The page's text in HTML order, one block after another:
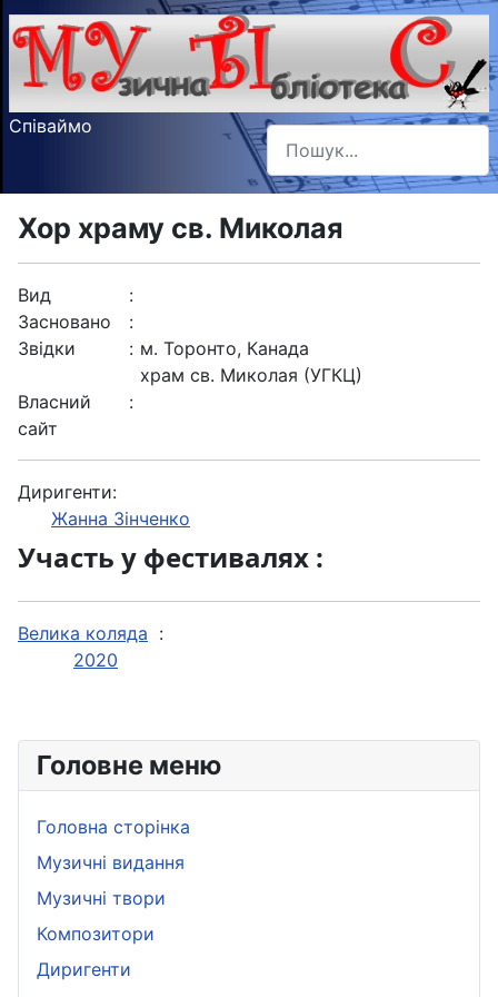
Співаймо Пошук
Type 2 or more characters
Головне меню
Головна сторінка
Музичні видання
Музичні твори
Композитори
Диригенти
Хор храму св. Миколая
Вид
:
Засновано
:
Звідки
: м. Торонто, Канада
храм св. Миколая (УГКЦ)
Власний
сайт
:
Диригенти:
Жанна Зінченко
Участь у фестивалях :
Велика коляда :
2020